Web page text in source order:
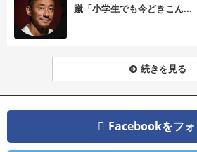
蹴「小学生でも今どきこん...
続きを見る
Facebookをフ